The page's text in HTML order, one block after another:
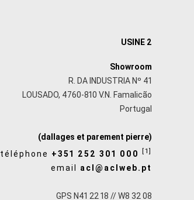
USINE 2
Showroom
R. DA INDUSTRIA Nº 41
LOUSADO, 4760-810 V.N. Famalicão
Portugal
(dallages et parement pierre)
téléphone +351 252 301 000 [1]
email acl@aclweb.pt
GPS N41 22 18 // W8 32 08